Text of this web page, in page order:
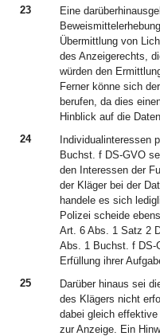
23
Eine
Übermittlung von
des Anzeigerechts,
würden den
Ferner könne sich
berufen, da dies
Hinblick auf die
24
Individualinteressen
Buchst. f DS-GVO
den Interessen der
der Kläger bei der
handele es sich
Polizei scheide
Art. 6 Abs. 1 Satz 2
Abs. 1 Buchst. f DS-
Erfüllung ihrer
25
Darüber hinaus sei
des Klägers nicht
dabei gleich
zur Anzeige. Ein